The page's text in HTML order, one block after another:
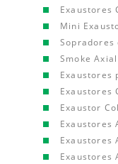
Exaustores
Mini
Sopradores
Smoke
Exaustores
Exaustores
Exaustor
Exaustores
Exaustores
Exaustores